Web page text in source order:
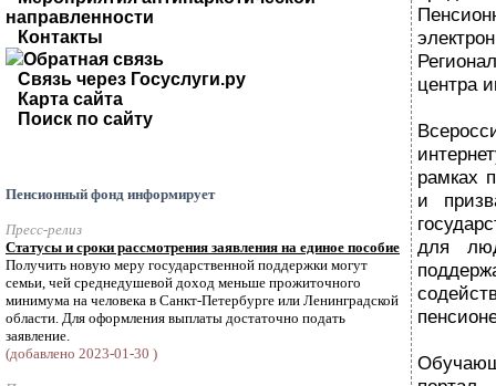
направленности
Контакты
Обратная связь
Связь через Госуслуги.ру
Карта сайта
Поиск по сайту
Пенсионный фонд информирует
Пресс-релиз
Статусы и сроки рассмотрения заявления на единое пособие
Получить новую меру государственной поддержки могут
семьи, чей среднедушевой доход меньше прожиточного
минимума на человека в Санкт-Петербурге или Ленинградской
области. Для оформления выплаты достаточно подать
заявление.
(добавлено 2023-01-30 )
центра
рамках
и
для